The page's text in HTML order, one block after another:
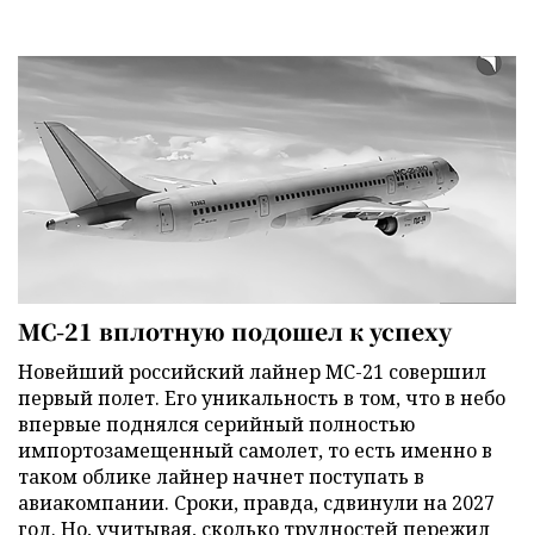
МС-21 вплотную подошел к успеху
Новейший российский лайнер МС-21 совершил
первый полет. Его уникальность в том, что в небо
впервые поднялся серийный полностью
импортозамещенный самолет, то есть именно в
таком облике лайнер начнет поступать в
авиакомпании. Сроки, правда, сдвинули на 2027
год. Но, учитывая, сколько трудностей пережил